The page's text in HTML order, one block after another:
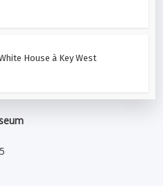
House à Key West